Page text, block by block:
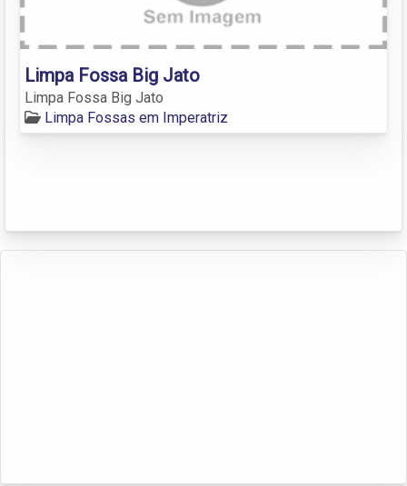
Limpa Fossa Big Jato
Limpa Fossa Big Jato
Limpa Fossas em Imperatriz